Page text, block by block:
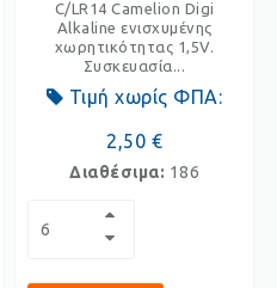
C/LR14 Camelion Digi
Alkaline ενισχυμένης
χωρητικότητας 1,5V.
Συσκευασία...
Τιμή χωρίς ΦΠΑ:
2,50 €
Διαθέσιμα: 186